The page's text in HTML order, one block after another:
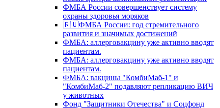
ФМБА России совершенствует систему
охраны здоровья моряков
🇷🇺ФМБА России: год стремительного
развития и значимых достижений
ФМБА: аллерговакцину уже активно вводят
пациентам.
ФМБА: аллерговакцину уже активно вводят
пациентам.
ФМБА: вакцины "КомбиМаб-1" и
"КомбиМаб-2" подавляют репликацию ВИЧ
у животных
Фонд "Защитники Отечества" и Соцфонд